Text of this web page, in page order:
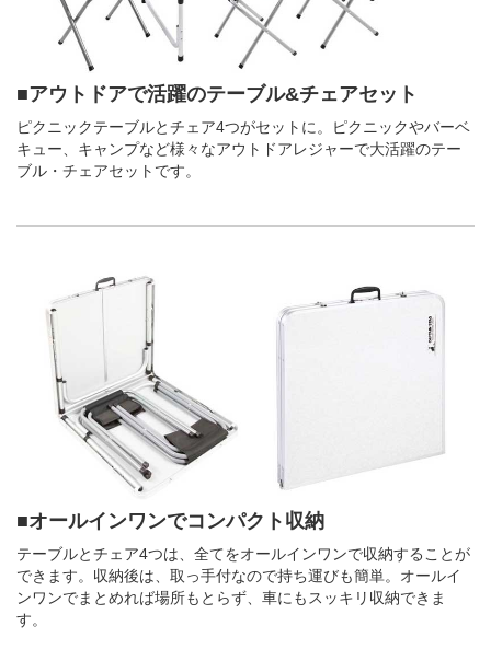
■アウトドアで活躍のテーブル&チェアセット
ピクニックテーブルとチェア4つがセットに。ピクニックやバーベ
キュー、キャンプなど様々なアウトドアレジャーで大活躍のテー
ブル・チェアセットです。
■オールインワンでコンパクト収納
テーブルとチェア4つは、全てをオールインワンで収納することが
できます。収納後は、取っ手付なので持ち運びも簡単。オールイ
ンワンでまとめれば場所もとらず、車にもスッキリ収納できま
す。